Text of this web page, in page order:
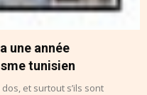
une année
tunisien
et surtout s’ils sont